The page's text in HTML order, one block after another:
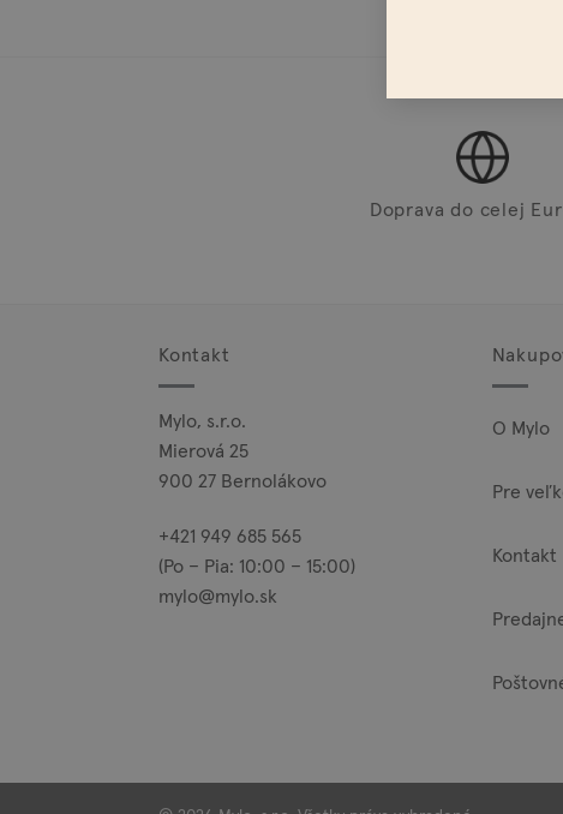
Doprava do celej
Kontakt
Mylo, s.r.o.
Mierová 25
900 27 Bernolákovo
+421 949 685 565
(Po – Pia: 10:00 – 15:00)
mylo@mylo.sk
O Mylo
Pre
Kontakt